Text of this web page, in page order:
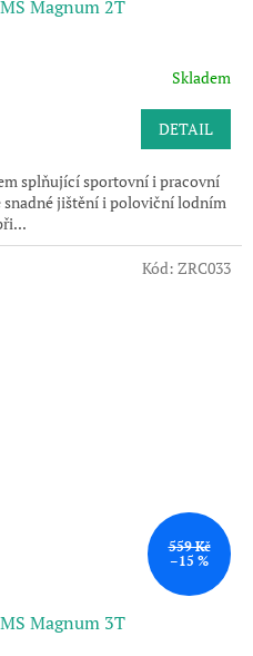
Magnum 2T
Skladem
DETAIL
splňující sportovní i pracovní
snadné jištění i poloviční lodním
559 Kč
–15 %
Magnum 3T
Kód: ZRC033